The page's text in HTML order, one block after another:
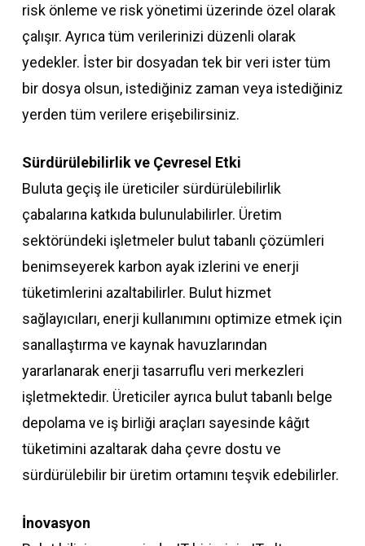
risk önleme ve risk yönetimi üzerinde özel olarak
çalışır. Ayrıca tüm verilerinizi düzenli olarak
yedekler. İster bir dosyadan tek bir veri ister tüm
bir dosya olsun, istediğiniz zaman veya istediğiniz
yerden tüm verilere erişebilirsiniz.
Sürdürülebilirlik ve Çevresel Etki
Buluta geçiş ile üreticiler sürdürülebilirlik
çabalarına katkıda bulunulabilirler. Üretim
sektöründeki işletmeler bulut tabanlı çözümleri
benimseyerek karbon ayak izlerini ve enerji
tüketimlerini azaltabilirler. Bulut hizmet
sağlayıcıları, enerji kullanımını optimize etmek için
sanallaştırma ve kaynak havuzlarından
yararlanarak enerji tasarruflu veri merkezleri
işletmektedir. Üreticiler ayrıca bulut tabanlı belge
depolama ve iş birliği araçları sayesinde kâğıt
tüketimini azaltarak daha çevre dostu ve
sürdürülebilir bir üretim ortamını teşvik edebilirler.
İnovasyon